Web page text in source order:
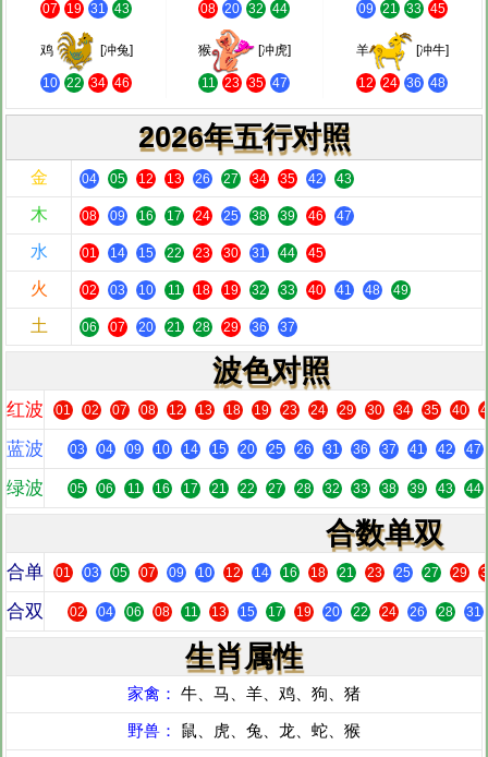
07 19 31 43 08 20 32 44 09 21 33 45
鸡 [冲兔]
10 22 34 46
猴 [冲虎]
11 23 35 47
羊 [冲牛]
12 24 36 48
2026年五行对照
金 04 05 12 13 26 27 34 35 42 43
木 08 09 16 17 24 25 38 39 46 47
水 01 14 15 22 23 30 31 44 45
火 02 03 10 11 18 19 32 33 40 41 48 49
土 06 07 20 21 28 29 36 37
波色对照
红波 01 02 07 08 12 13 18 19 23 24 29 30 34 35 40
蓝波 03 04 09 10 14 15 20 25 26 31 36 37 41 42 47
绿波 05 06 11 16 17 21 22 27 28 32 33 38 39 43 44
合数单双
合单 01 03 05 07 09 10 12 14 16 18 21 23 25 27 29
合双 02 04 06 08 11 13 15 17 19 20 22 24 26 28 31
生肖属性
家禽： 牛、马、羊、鸡、狗、猪
野兽： 鼠、虎、兔、龙、蛇、猴